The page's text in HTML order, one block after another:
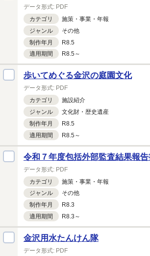
データ形式: PDF
カテゴリ
施策・ 事業・ 年報
ジャンル
その他
制作年月
R8.5
適用期間
R8.5～
歩いてめぐる金沢の庭園文化
データ形式: PDF
カテゴリ
施設紹介
ジャンル
文化財・ 歴史遺産
制作年月
R8.5
適用期間
R8.5～
令和７年度包括外部監査結果報
データ形式: PDF
カテゴリ
施策・ 事業・ 年報
ジャンル
その他
制作年月
R8.3
適用期間
R8.3～
金沢用水たんけん隊
データ形式: PDF